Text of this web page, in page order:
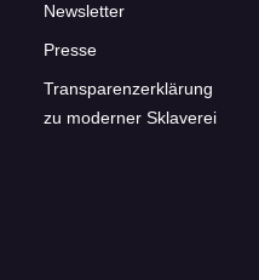
Newsletter
Presse
Transparenzerklärung
zu moderner Sklaverei